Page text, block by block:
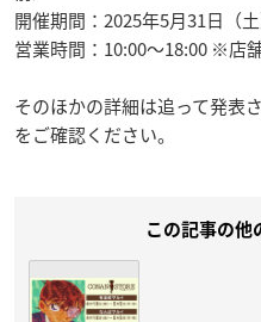
開催期間：2025年5月31日（土
営業時間：10:00～18:00 ※店
そのほかの詳細は追って発表
をご確認ください。
この記事の他